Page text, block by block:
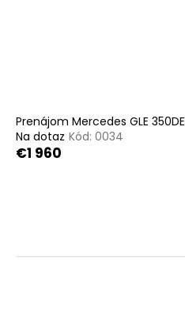
Prenájom Mercedes GLE 350DE
Na dotaz Kód: 0034
€1 960